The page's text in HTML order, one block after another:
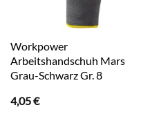
Workpower
Arbeitshandschuh Mars
Grau-Schwarz Gr. 8
4,05€